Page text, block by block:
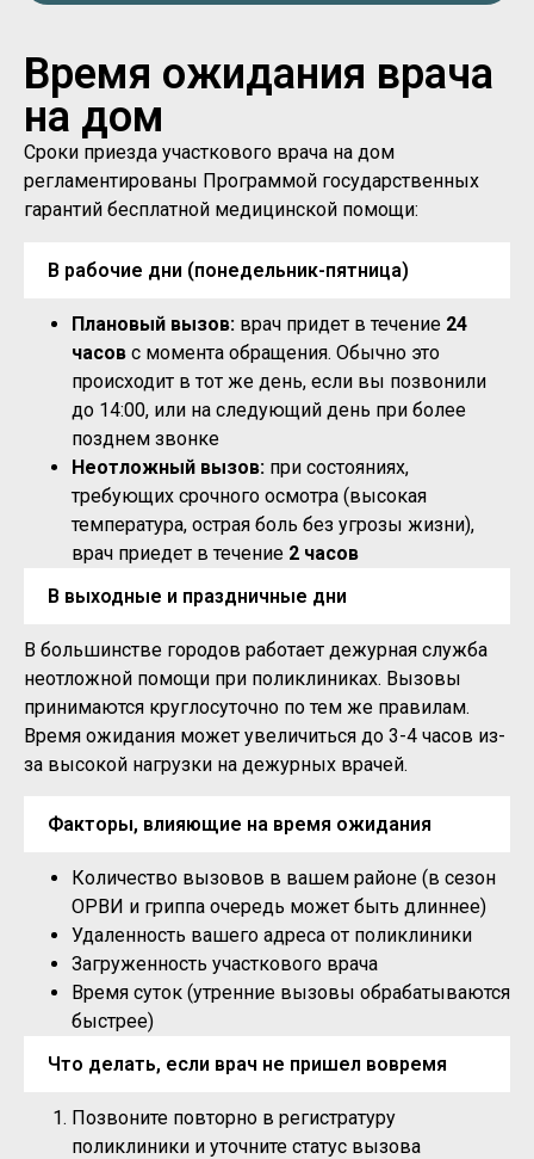
Время ожидания врача
на дом
Сроки приезда участкового врача на дом
регламентированы Программой государственных
гарантий бесплатной медицинской помощи:
В рабочие дни (понедельник-пятница)
Плановый вызов: врач придет в течение 24
часов с момента обращения. Обычно это
происходит в тот же день, если вы позвонили
до 14:00, или на следующий день при более
позднем звонке
Неотложный вызов: при состояниях,
требующих срочного осмотра (высокая
температура, острая боль без угрозы жизни),
врач приедет в течение 2 часов
В выходные и праздничные дни
В большинстве городов работает дежурная служба
неотложной помощи при поликлиниках. Вызовы
принимаются круглосуточно по тем же правилам.
Время ожидания может увеличиться до 3-4 часов из-
за высокой нагрузки на дежурных врачей.
Факторы, влияющие на время ожидания
Количество вызовов в вашем районе (в сезон
ОРВИ и гриппа очередь может быть длиннее)
Удаленность вашего адреса от поликлиники
Загруженность участкового врача
Время суток (утренние вызовы обрабатываются
быстрее)
Что делать, если врач не пришел вовремя
Позвоните повторно в регистратуру
поликлиники и уточните статус вызова